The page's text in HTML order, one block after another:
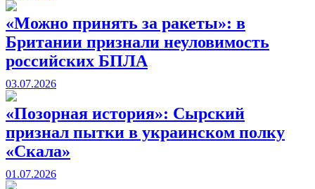
«Можно принять за ракеты»: в
Британии признали неуловимость
российских БПЛА
03.07.2026
«Позорная история»: Сырский
признал пытки в украинском полку
«Скала»
01.07.2026